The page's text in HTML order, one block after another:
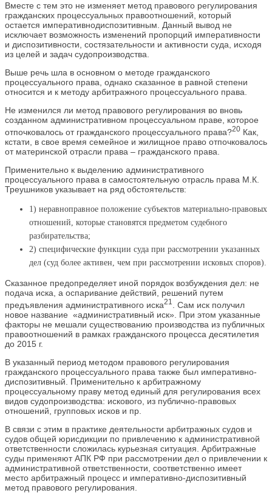
Вместе с тем это не изменяет метод правового регулирования
гражданских процессуальных правоотношений, который
остается императивнодиспозитивным. Данный вывод не
исключает возможность изменений пропорций императивности
и диспозитивности, состязательности и активности суда, исходя
из целей и задач судопроизводства.
Выше речь шла в основном о методе гражданского
процессуального права, однако сказанное в равной степени
относится и к методу арбитражного процессуального права.
Не изменился ли метод правового регулирования во вновь
созданном административном процессуальном праве, которое
отпочковалось от гражданского процессуального права?20 Как,
кстати, в свое время семейное и жилищное право отпочковалось
от материнской отрасли права – гражданского права.
Применительно к выделению административного
процессуального права в самостоятельную отрасль права М.К.
Треушников указывает на ряд обстоятельств:
1) неравноправное положение субъектов материально-правовых
отношений, которые становятся предметом судебного
разбирательства;
2) специфические функции суда при рассмотрении указанных
дел (суд более активен, чем при рассмотрении исковых споров).
Сказанное предопределяет иной порядок возбуждения дел: не
подача иска, а оспаривание действий, решений путем
предъявления административного иска21
. Сам иск получил
новое название «административный иск». При этом указанные
факторы не мешали существованию производства из публичных
правоотношений в рамках гражданского процесса десятилетия
до 2015 г.
В указанный период методом правового регулирования
гражданского процессуального права также был императивно-
диспозитивный. Применительно к арбитражному
процессуальному праву метод единый для регулирования всех
видов судопроизводства: искового, из публично-правовых
отношений, групповых исков и пр.
В связи с этим в практике деятельности арбитражных судов и
судов общей юрисдикции по привлечению к административной
ответственности сложилась курьезная ситуация. Арбитражные
суды применяют АПК РФ при рассмотрении дел о привлечении к
административной ответственности, соответственно имеет
место арбитражный процесс и императивно-диспозитивный
метод правового регулирования.